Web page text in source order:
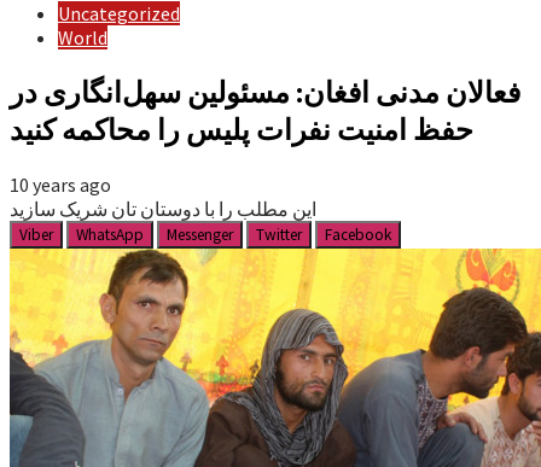
Uncategorized
World
فعالان مدنی افغان: مسئولین سهل‌انگاری در
حفظ امنیت نفرات پلیس را محاکمه کنید
10 years ago
این مطلب را با دوستان تان شریک سازید
Viber WhatsApp Messenger Twitter Facebook